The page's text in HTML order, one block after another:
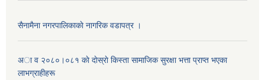
सैनामैना नगरपालिकाकाे नागरिक वडापत्र ।
अा व २०८०।०८१ काे दाेस्राे किस्ता सामाजिक सुरक्षा भत्ता प्राप्त भएका
लाभग्राहीहरू